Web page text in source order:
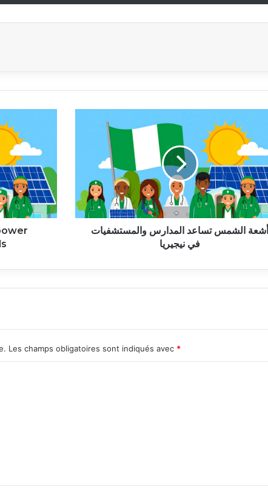
والمستشفيات
نيجيريا
أشعة الشمس تساعد المدارس والمستشفيات
في نيجيريا
Les champs obligatoires sont indiqués avec *